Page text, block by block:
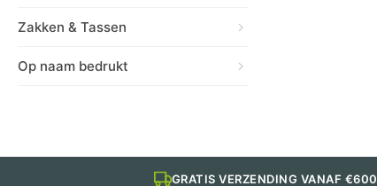
Zakken & Tassen
Op naam bedrukt
GRATIS VERZENDING VANAF €600